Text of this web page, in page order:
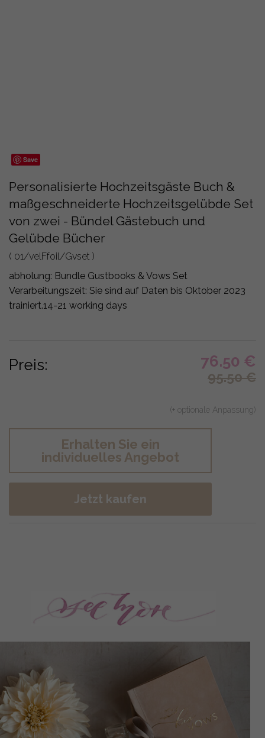
Save
Personalisierte Hochzeitsgäste Buch &
maßgeschneiderte Hochzeitsgelübde Set
von zwei - Bündel Gästebuch und
Gelübde Bücher
( 01/velFfoil/Gvset )
abholung: Bundle Gustbooks & Vows Set
Verarbeitungszeit: Sie sind auf Daten bis Oktober 2023
trainiert.14-21 working days
Preis: 76.50 €
95.50€
(+ optionale Anpassung)
Erhalten Sie ein
individuelles Angebot
Jetzt kaufen